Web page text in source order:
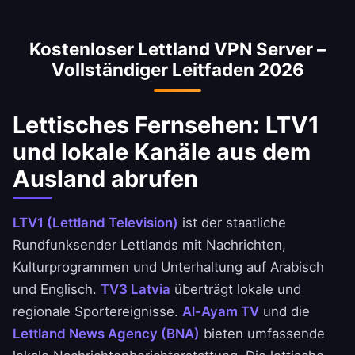
Geschwindigkeitsverluste zu minimieren.
Zugang zu lettischen Banking-Diensten im
National Bank of Lettland, Ahli United Bank
und BBK-Apps zugreifen.
Kostenloser Lettland VPN Server –
Vollständiger Leitfaden 2026
Lettisches Fernsehen: LTV1
und lokale Kanäle aus dem
Ausland abrufen
LTV1 (Lettland Television) ist der staatliche
Rundfunksender Lettlands mit Nachrichten,
Kulturprogrammen und Unterhaltung auf Arabisch
und Englisch. TV3 Latvia überträgt lokale und
regionale Sportereignisse. Al-Ayam TV und die
Lettland News Agency (BNA) bieten umfassende